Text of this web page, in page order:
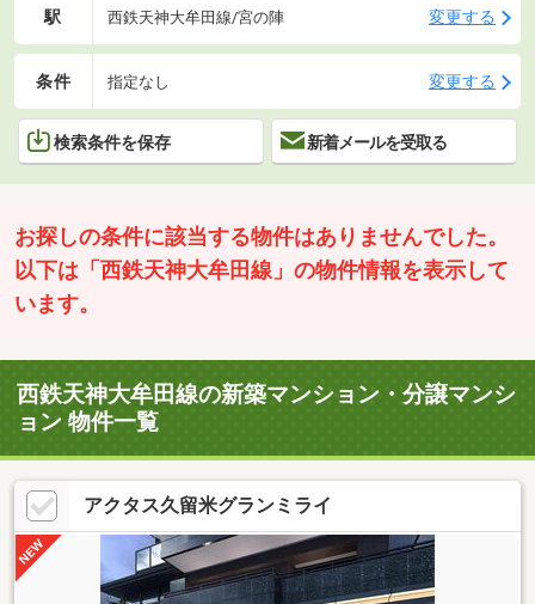
駅 西鉄天神大牟田線/宮の陣 変更する
条件 指定なし 変更する
検索条件を保存 新着メールを受取る
お探しの条件に該当する物件はありませんでした。
以下は「西鉄天神大牟田線」の物件情報を表示して
います。
西鉄天神大牟田線の新築マンション・分譲マンシ
ョン 物件一覧
アクタス久留米グランミライ